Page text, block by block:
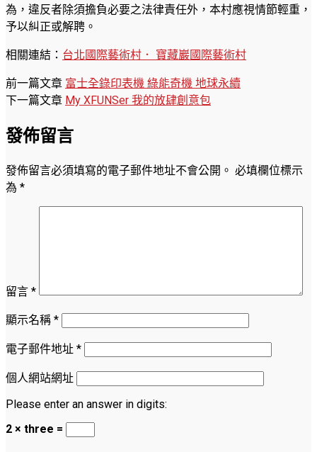
為，違反者除須擔負必要之法律責任外，本村應視情節輕重，
予以糾正或解聘。
相關連結： 台北國際藝術村． 寶藏巖國際藝術村
前一篇文章 富士全錄印表機 綠能奇機 地球永續
下一篇文章 My XFUNSer 我的放肆創意包
發佈留言
發佈留言必須填寫的電子郵件地址不會公開。 必填欄位標示
為 *
留言 *
顯示名稱 *
電子郵件地址 *
個人網站網址
Please enter an answer in digits:
2 × three =